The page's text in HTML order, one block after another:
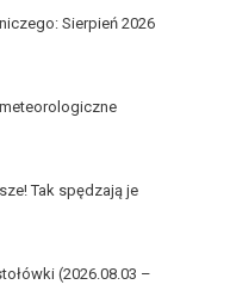
Sierpień 2026
Tak spędzają je
(2026.08.03 –